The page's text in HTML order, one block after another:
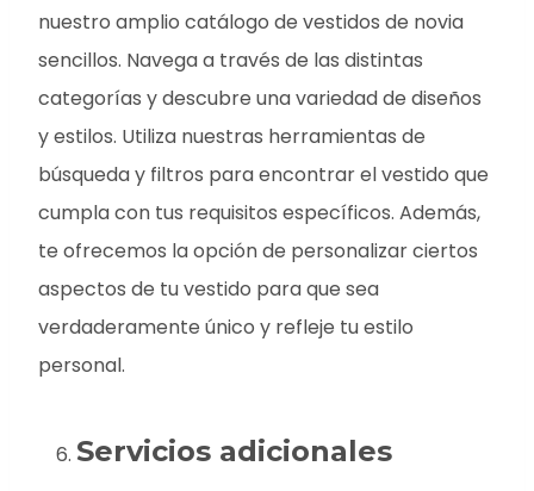
nuestro amplio catálogo de vestidos de novia
sencillos. Navega a través de las distintas
categorías y descubre una variedad de diseños
y estilos. Utiliza nuestras herramientas de
búsqueda y filtros para encontrar el vestido que
cumpla con tus requisitos específicos. Además,
te ofrecemos la opción de personalizar ciertos
aspectos de tu vestido para que sea
verdaderamente único y refleje tu estilo
personal.
Servicios adicionales